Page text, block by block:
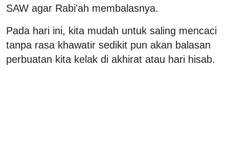
SAW agar Rabi'ah membalasnya.
Pada hari ini, kita mudah untuk saling mencaci
tanpa rasa khawatir sedikit pun akan balasan
perbuatan kita kelak di akhirat atau hari hisab.